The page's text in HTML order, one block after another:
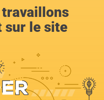
travaillons
sur le site